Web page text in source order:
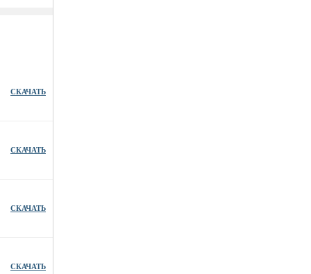
СКАЧАТЬ
СКАЧАТЬ
СКАЧАТЬ
СКАЧАТЬ